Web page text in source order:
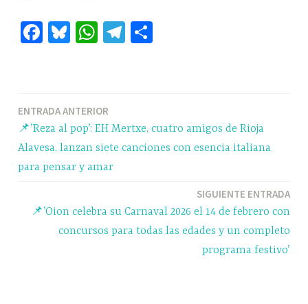
Fa Bl W
pp
Te
m rti
r
Navegación
de
entradas
ENTRADA ANTERIOR
📌’Reza al pop’: EH Mertxe, cuatro amigos de Rioja
Alavesa, lanzan siete canciones con esencia italiana
para pensar y amar
SIGUIENTE ENTRADA
📌’Oion celebra su Carnaval 2026 el 14 de febrero con
concursos para todas las edades y un completo
programa festivo’